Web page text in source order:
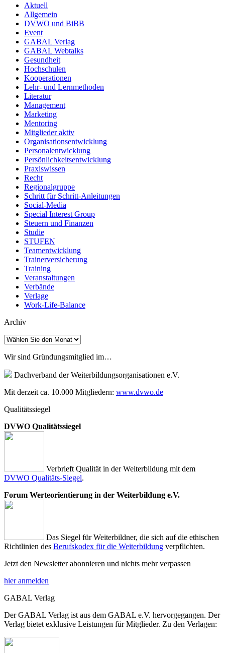
Aktuell
Allgemein
DVWO und BiBB
Event
GABAL Verlag
GABAL Webtalks
Gesundheit
Hochschulen
Kooperationen
Lehr- und Lernmethoden
Literatur
Management
Marketing
Mentoring
Mitglieder aktiv
Organisationsentwicklung
Personalentwicklung
Persönlichkeitsentwicklung
Praxiswissen
Recht
Regionalgruppe
Schritt für Schritt-Anleitungen
Social-Media
Special Interest Group
Steuern und Finanzen
Studie
STUFEN
Teamentwicklung
Trainerversicherung
Training
Veranstaltungen
Verbände
Verlage
Work-Life-Balance
Archiv
Archiv
Wir sind Gründungsmitglied im…
Dachverband der Weiterbildungsorganisationen e.V.
Mit derzeit ca. 10.000 Mitgliedern: www.dvwo.de
Qualitätssiegel
DVWO Qualitätssiegel
Verbrieft Qualität in der Weiterbildung mit dem
DVWO Qualitäts-Siegel.
Forum Werteorientierung in der Weiterbildung e.V.
Das Siegel für Weiterbildner, die sich auf die ethischen
Richtlinien des Berufskodex für die Weiterbildung verpflichten.
Jetzt den Newsletter abonnieren und nichts mehr verpassen
hier anmelden
GABAL Verlag
Der GABAL Verlag ist aus dem GABAL e.V. hervorgegangen. Der
Verlag bietet exklusive Leistungen für Mitglieder. Zu den Verlagen: